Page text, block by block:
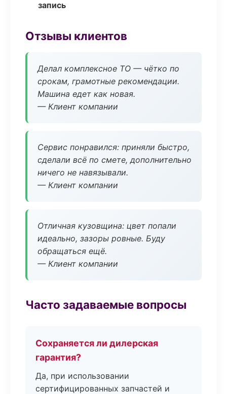
запись
Отзывы клиентов
Делал комплексное ТО — чётко по
срокам, грамотные рекомендации.
Машина едет как новая.
— Клиент компании
Сервис понравился: приняли быстро,
сделали всё по смете, дополнительно
ничего не навязывали.
— Клиент компании
Отличная кузовщина: цвет попали
идеально, зазоры ровные. Буду
обращаться ещё.
— Клиент компании
Часто задаваемые вопросы
Сохраняется ли дилерская
гарантия?
Да, при использовании
сертифицированных запчастей и